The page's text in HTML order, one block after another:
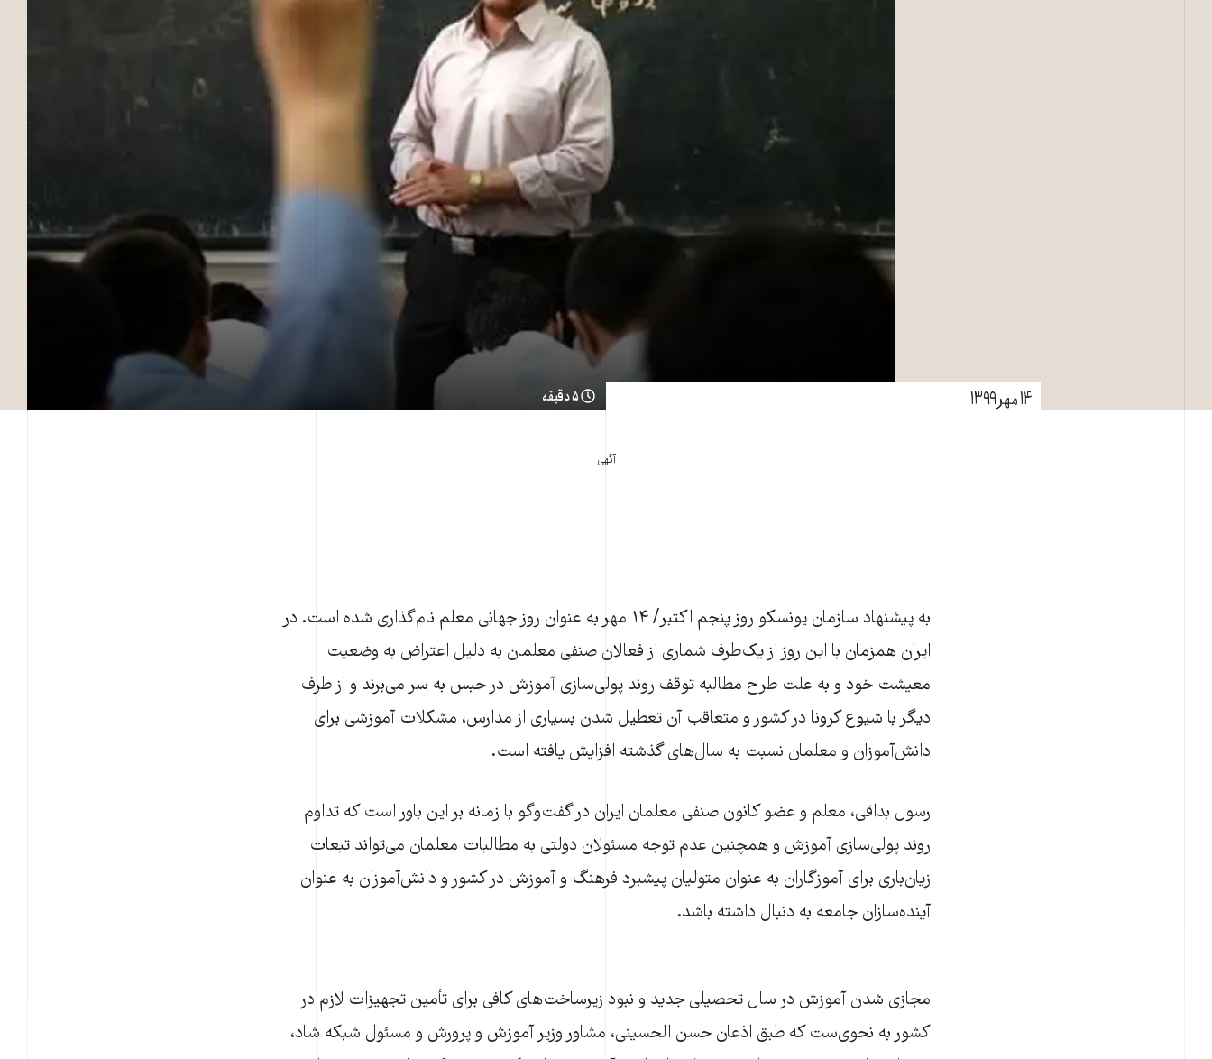
۱۴ مهر ۱۳۹۹ ۵ دقیقه
آگهی
به پیشنهاد سازمان یونسکو روز پنجم اکتبر/ ۱۴ مهر به‌ عنوان روز جهانی معلم نام‌گذاری شده است. در
ایران همزمان با این روز از یک‌طرف شماری از فعالان صنفی معلمان به‌ دلیل اعتراض به وضعیت
معیشت خود و به‌ علت طرح مطالبه توقف روند پولی‌سازی آموزش در حبس به ‌سر می‌برند و از طرف
دیگر با شیوع کرونا در کشور و متعاقب آن تعطیل شدن بسیاری از مدارس، مشکلات آموزشی برای
دانش‌آموزان و معلمان نسبت به سال‌های گذشته افزایش یافته است.
رسول بداقی، معلم و عضو کانون صنفی معلمان ایران در گفت‌و‌گو با زمانه بر این باور است که تداوم
روند پولی‌سازی آموزش و همچنین عدم توجه مسئولان دولتی به مطالبات معلمان می‌تواند تبعات
زیان‌باری برای آموزگاران به ‌عنوان متولیان پیشبرد فرهنگ و آموزش در کشور و دانش‌آموزان به ‌عنوان
آینده‌سازان جامعه به ‌دنبال داشته باشد.
مجازی شدن آموزش در سال تحصیلی جدید و نبود زیرساخت‌های کافی برای تأمین تجهیزات لازم در
کشور به‌ نحوی‌ست که طبق اذعان حسن الحسینی، مشاور وزیر آموزش و پرورش و مسئول شبکه شاد،